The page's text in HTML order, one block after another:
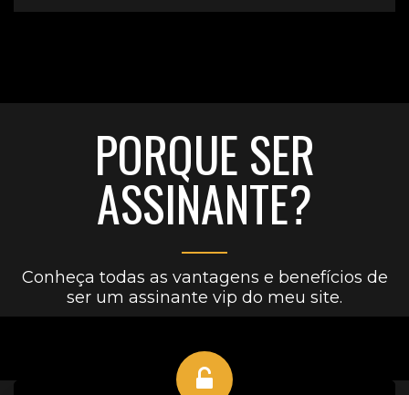
PORQUE SER
ASSINANTE?
Conheça todas as vantagens e benefícios de
ser um assinante vip do meu site.